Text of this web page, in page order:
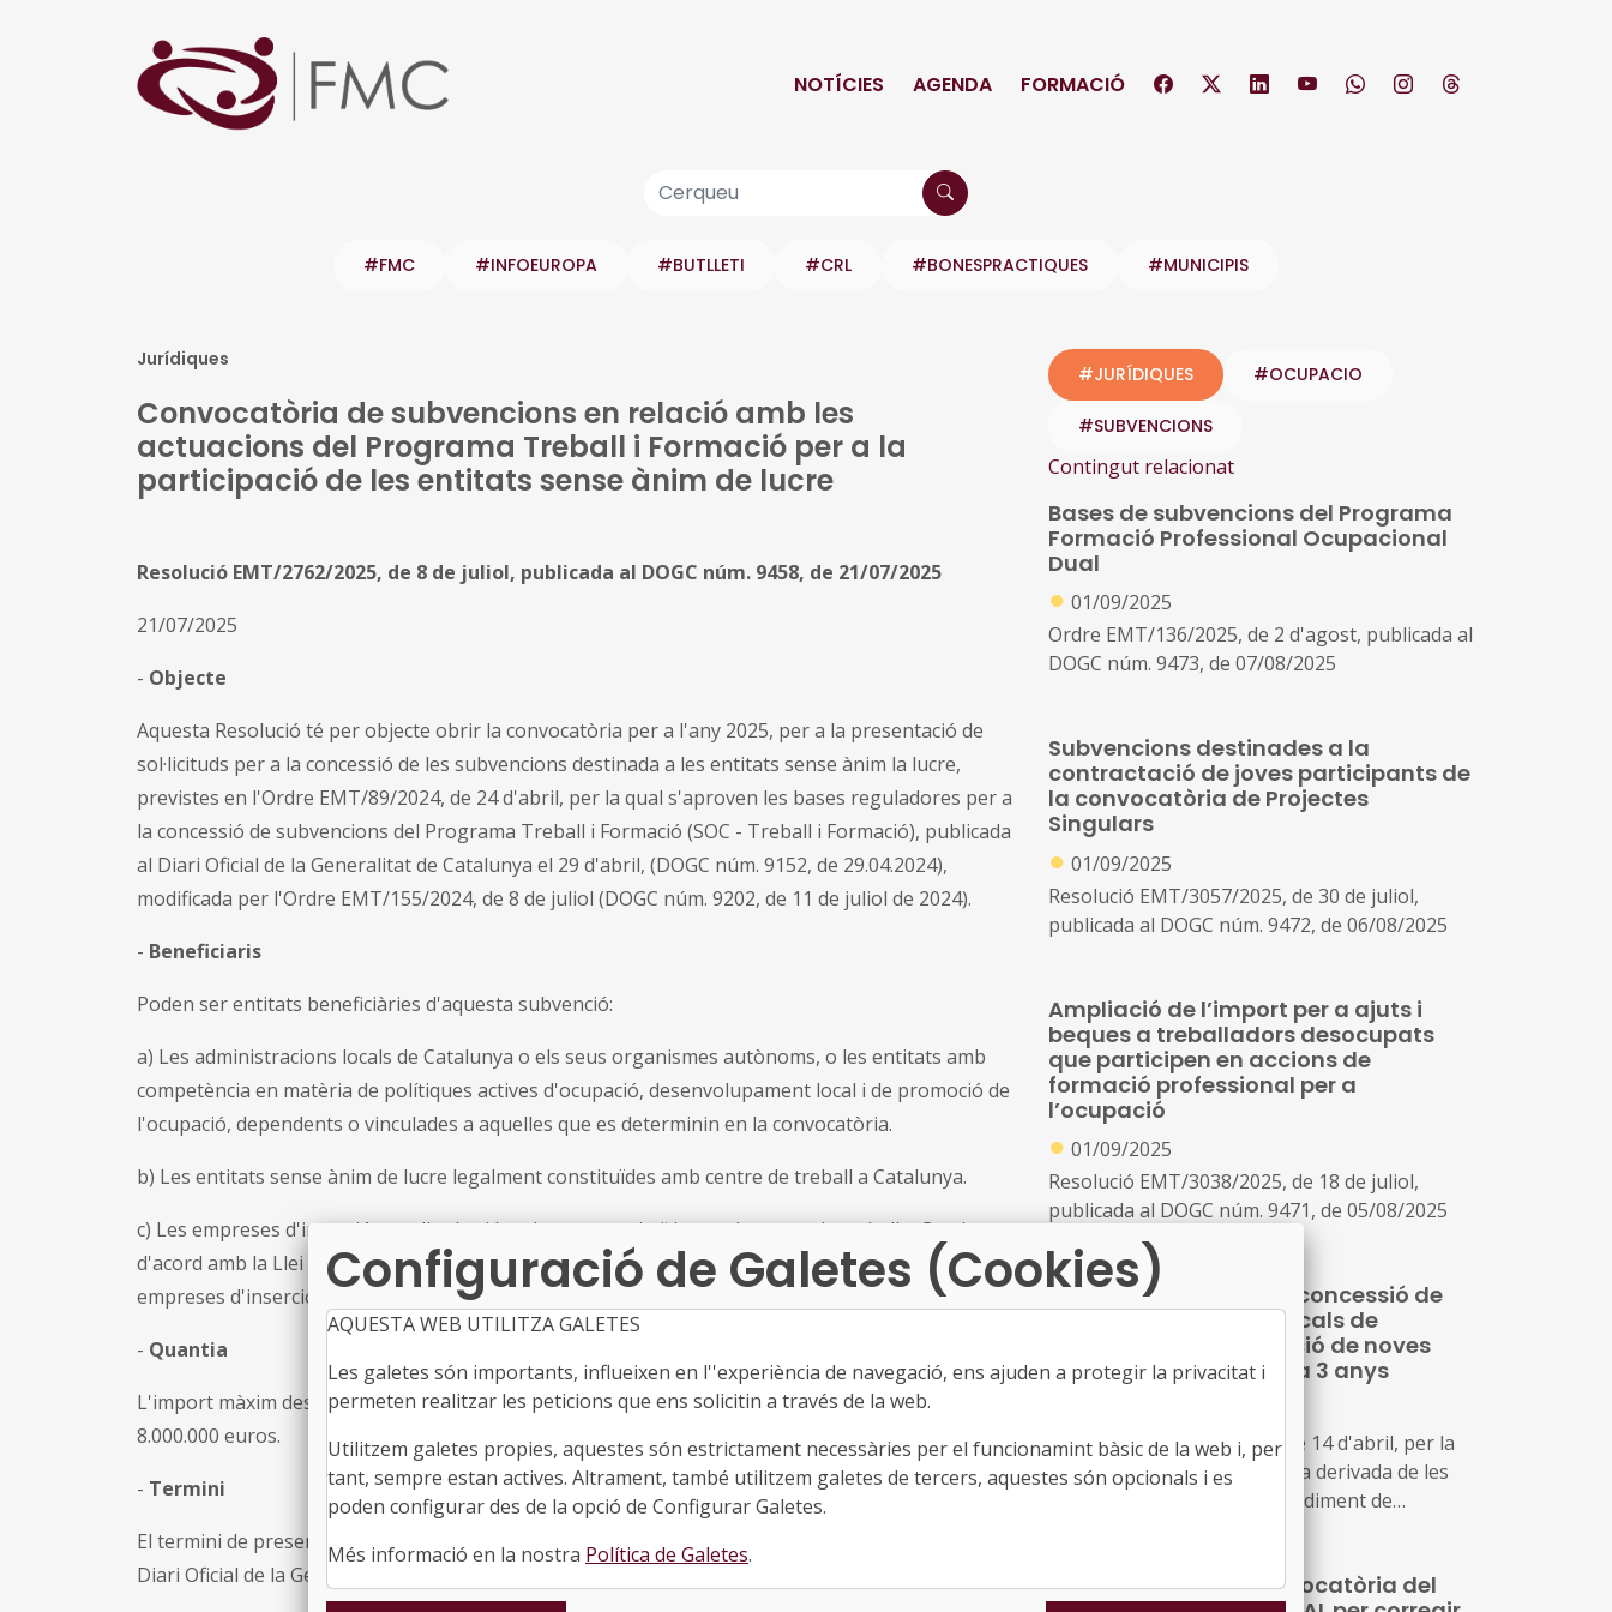
NOTÍCIES AGENDA FORMACIÓ
#FMC #INFOEUROPA #BUTLLETI #CRL #BONESPRACTIQUES #MUNICIPIS
Jurídiques
Convocatòria de subvencions en relació amb les
actuacions del Programa Treball i Formació per a la
participació de les entitats sense ànim de lucre
Resolució EMT/2762/2025, de 8 de juliol, publicada al DOGC núm. 9458, de 21/07/2025
21/07/2025
- Objecte
Aquesta Resolució té per objecte obrir la convocatòria per a l'any 2025, per a la presentació de
sol·licituds per a la concessió de les subvencions destinada a les entitats sense ànim la lucre,
previstes en l'Ordre EMT/89/2024, de 24 d'abril, per la qual s'aproven les bases reguladores per a
la concessió de subvencions del Programa Treball i Formació (SOC - Treball i Formació), publicada
al Diari Oficial de la Generalitat de Catalunya el 29 d'abril, (DOGC núm. 9152, de 29.04.2024),
modificada per l'Ordre EMT/155/2024, de 8 de juliol (DOGC núm. 9202, de 11 de juliol de 2024).
- Beneficiaris
Poden ser entitats beneficiàries d'aquesta subvenció:
a) Les administracions locals de Catalunya o els seus organismes autònoms, o les entitats amb
competència en matèria de polítiques actives d'ocupació, desenvolupament local i de promoció de
l'ocupació, dependents o vinculades a aquelles que es determinin en la convocatòria.
b) Les entitats sense ànim de lucre legalment constituïdes amb centre de treball a Catalunya.
c) Les empreses d'inserció acreditades i legalment constituïdes, amb centre de treball a Catalunya,
d'acord amb la Llei 27/2002, de 20 de desembre, sobre mesures legislatives per regular les
empreses d'inserció sociolaboral.
- Quantia
L'import màxim destinat a la concessió d'aquestes subvencions per a la convocatòria 2025 és de
8.000.000 euros.
- Termini
El termini de presentació de sol·licituds s'inicia l'endemà de la publicació d'aquesta Resolució al
Diari Oficial de la Generalitat de Catalunya i finalitza el 15 de setembre de 2025.
#JURÍDIQUES #OCUPACIO
#SUBVENCIONS
Contingut relacionat
Bases de subvencions del Programa
Formació Professional Ocupacional
Dual
● 01/09/2025
Ordre EMT/136/2025, de 2 d'agost, publicada al
DOGC núm. 9473, de 07/08/2025
Subvencions destinades a la
contractació de joves participants de
la convocatòria de Projectes
Singulars
● 01/09/2025
Resolució EMT/3057/2025, de 30 de juliol,
publicada al DOGC núm. 9472, de 06/08/2025
Ampliació de l’import per a ajuts i
beques a treballadors desocupats
que participen en accions de
formació professional per a
l’ocupació
● 01/09/2025
Resolució EMT/3038/2025, de 18 de juliol,
publicada al DOGC núm. 9471, de 05/08/2025
Convocatòria per a la concessió de
subvencions als ens locals de
Catalunya per la creació de noves
places públiques de 0 a 3 anys
Resolució EDF/1162/2026, de 14 d'abril, per la
qual s'aprova la convocatòria derivada de les
bases reguladores del procediment de
d'infraestructures, equipament i funcionament
Modificació de la convocatòria del
Configuració de Galetes (Cookies)
AQUESTA WEB UTILITZA GALETES
Les galetes són importants, influeixen en l''experiència de navegació, ens ajuden a protegir la privacitat i
permeten realitzar les peticions que ens solicitin a través de la web.
Utilitzem galetes propies, aquestes són estrictament necessàries per el funcionamint bàsic de la web i, per
tant, sempre estan actives. Altrament, també utilitzem galetes de tercers, aquestes són opcionals i es
poden configurar des de la opció de Configurar Galetes.
Més informació en la nostra Política de Galetes.